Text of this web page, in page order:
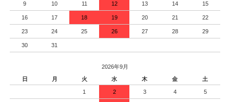
9 10 11 12 13 14 15
16 17 18 19 20 21 22
23 24 25 26 27 28 29
30 31
2026年9月
日
月 火 水 木 金 土
1 2 3 4 5